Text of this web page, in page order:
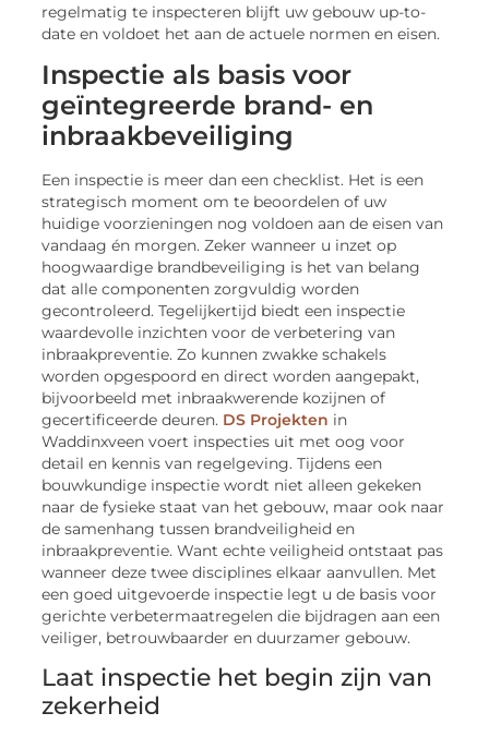
regelmatig te inspecteren blijft uw gebouw up-to-
date en voldoet het aan de actuele normen en eisen.
Inspectie als basis voor
geïntegreerde brand- en
inbraakbeveiliging
Een inspectie is meer dan een checklist. Het is een
strategisch moment om te beoordelen of uw
huidige voorzieningen nog voldoen aan de eisen van
vandaag én morgen. Zeker wanneer u inzet op
hoogwaardige brandbeveiliging is het van belang
dat alle componenten zorgvuldig worden
gecontroleerd. Tegelijkertijd biedt een inspectie
waardevolle inzichten voor de verbetering van
inbraakpreventie. Zo kunnen zwakke schakels
worden opgespoord en direct worden aangepakt,
bijvoorbeeld met inbraakwerende kozijnen of
gecertificeerde deuren. DS Projekten in
Waddinxveen voert inspecties uit met oog voor
detail en kennis van regelgeving. Tijdens een
bouwkundige inspectie wordt niet alleen gekeken
naar de fysieke staat van het gebouw, maar ook naar
de samenhang tussen brandveiligheid en
inbraakpreventie. Want echte veiligheid ontstaat pas
wanneer deze twee disciplines elkaar aanvullen. Met
een goed uitgevoerde inspectie legt u de basis voor
gerichte verbetermaatregelen die bijdragen aan een
veiliger, betrouwbaarder en duurzamer gebouw.
Laat inspectie het begin zijn van
zekerheid